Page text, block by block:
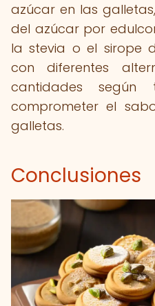
azúcar en las
del azúcar por
la stevia o el sirope
con diferentes
cantidades según
comprometer el
galletas.
Conclusiones